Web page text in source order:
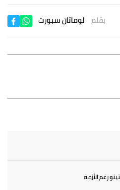
بقلم لوماتان سبورت
رغم الأزمة